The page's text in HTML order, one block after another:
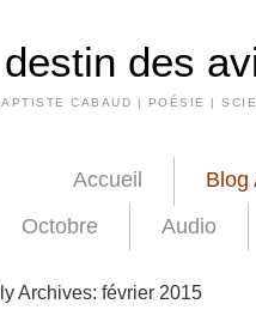
des
CABAUD | POÉSIE |
Accueil Blog
Octobre
Audio
Archives: février 2015